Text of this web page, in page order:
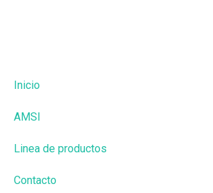
Inicio
AMSI
Linea de productos
Contacto